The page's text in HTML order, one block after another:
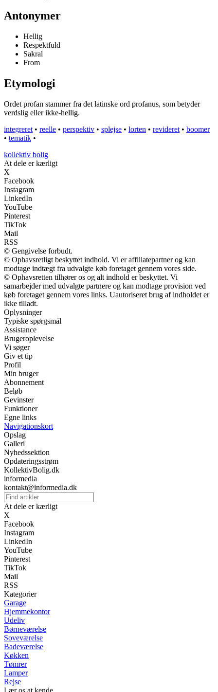
Antonymer
Hellig
Respektfuld
Sakral
From
Etymologi
Ordet profan stammer fra det latinske ord profanus, som betyder
verdslig eller ikke-hellig.
integreret • reelle • perspektiv • splejse • lorten • revideret • boomer
• tematik •
kollektiv bolig
At dele er kærligt
X
Facebook
Instagram
LinkedIn
YouTube
Pinterest
TikTok
Mail
RSS
© Gengivelse forbudt.
© Ophavsretligt beskyttet indhold. Vi er affiliatepartner og kan
modtage indtægt fra udvalgte køb foretaget gennem vores side.
© Ophavsretten tilhører os og alt indhold er beskyttet. Vi
samarbejder med udvalgte partnere og kan modtage provision ved
køb foretaget gennem vores links. Uautoriseret brug af indholdet er
ikke tilladt.
Oplysninger
Typiske spørgsmål
Assistance
Brugeroplevelse
Vi søger
Giv et tip
Profil
Min bruger
Abonnement
Beløb
Gevinster
Funktioner
Egne links
Navigationskort
Opslag
Galleri
Nyhedssektion
Opdateringsstrøm
KollektivBolig.dk
informedia
kontakt@informedia.dk
At dele er kærligt
X
Facebook
Instagram
LinkedIn
YouTube
Pinterest
TikTok
Mail
RSS
Kategorier
Garage
Hjemmekontor
Udeliv
Børneværelse
Soveværelse
Badeværelse
Køkken
Tømrer
Lamper
Rejse